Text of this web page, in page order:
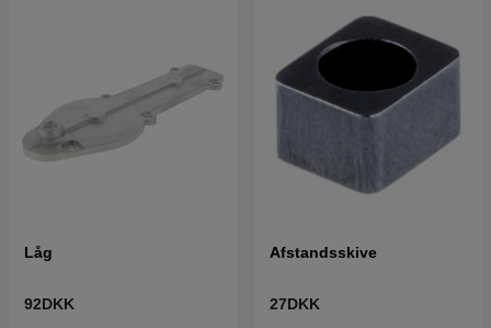
Låg
92DKK
Afstandsskive
27DKK